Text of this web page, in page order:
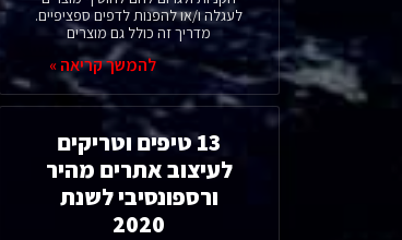
לעגלה ו/או להפנות לדפים ספציפיים.
מדריך זה כולל גם מוצרים
להמשך קריאה »
13 טיפים וטריקים
לעיצוב אתרים מהיר
ורספונסיבי לשנת
2020